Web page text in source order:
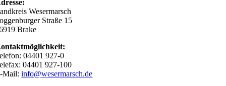
Wesermarsch
Straße 15
Brake
04401 927-0
04401 927-100
Mail:info@wesermarsch.de